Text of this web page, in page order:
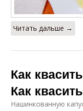
Читать дальше →
Как
Как
Нашинкованную